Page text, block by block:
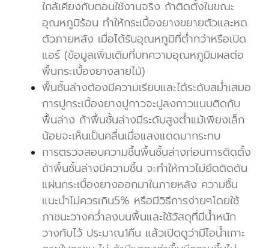
ใกล้เคียงกับตอนใช้งานจริง ถ้าติดตั้งในขณะ
อุณหภูมิร้อน ทำให้กระเบื้องยางขยายตัวและหด
ตัวภายหลัง เมื่อได้รับอุณหภูมิที่ต่ำกว่าหรือเปิด
แอร์ (ข้อมูลเพิ่มเติมที่บทความอุณหภูมิมผลต่อ
พื้นกระเบื้องยางลายไม้)
พื้นชั้นล่างต้องมีความเรียบและได้ระดับสม่ำเสมอ
การปูกระเบื้องยางปูกาวจะปูลงกาวแนบติดกับ
พื้นล่าง ถ้าพื้นชั้นล่างมีระดับสูงต่ำแม้เพียงเล็ก
น้อยจะเห็นเป็นคลื่นเมื่อแสงแดดมากระทบ
การตรวจสอบความชื้นพื้นชั้นล่างก่อนการติดตั้ง
ถ้าพื้นชั้นล่างมีความชื้น จะทำให้กาวไม่ยึดติดดัน
แผ่นกระเบื้องยางออกมาในภายหลัง ความชื้น
แนะนำไม่ควรเกิน5% หรือมีวิธีการง่ายๆโดยใช้
ภาชนะวางคว่ำลงบนพื้นและใช้วัสดุที่มีน้ำหนัก
วางทับไว้ ประมาณ1คืน แล้วเปิดดูว่ามีไอน้ำเกาะ